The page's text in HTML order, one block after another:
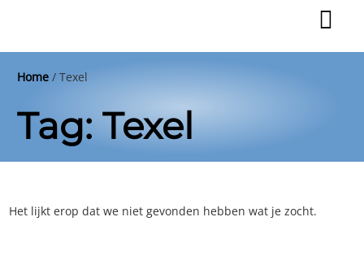
Home/ Texel
Tag: Texel
Het lijkt erop dat we niet gevonden hebben wat je zocht.